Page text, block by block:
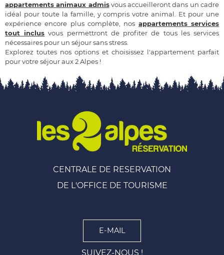
appartements animaux admisvous accueilleront dans un cadre
idéal pour toute la famille, y compris votre animal. Et pour une
expérience encore plus complète, nos appartements services
tout inclus vous permettront de profiter de tous les services
nécessaires pour un séjour sans stress.
Explorez toutes nos options et choisissez l'appartement parfait
pour votre séjour aux 2 Alpes !
CENTRALE DE RESERVATION
DE L'OFFICE DE TOURISME
E-MAIL
SUIVEZ-NOUS !